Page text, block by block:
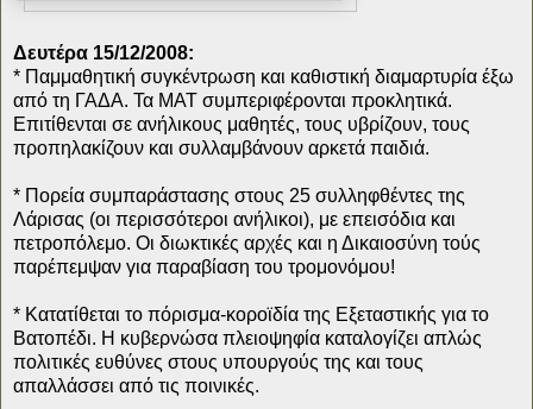
Δευτέρα 15/12/2008:
* Παμμαθητική συγκέντρωση και καθιστική διαμαρτυρία έξω
από τη ΓΑΔΑ. Τα ΜΑΤ συμπεριφέρονται προκλητικά.
Επιτίθενται σε ανήλικους μαθητές, τους υβρίζουν, τους
προπηλακίζουν και συλλαμβάνουν αρκετά παιδιά.
* Πορεία συμπαράστασης στους 25 συλληφθέντες της
Λάρισας (οι περισσότεροι ανήλικοι), με επεισόδια και
πετροπόλεμο. Οι διωκτικές αρχές και η Δικαιοσύνη τούς
παρέπεμψαν για παραβίαση του τρομονόμου!
* Κατατίθεται το πόρισμα-κοροϊδία της Εξεταστικής για το
Βατοπέδι. Η κυβερνώσα πλειοψηφία καταλογίζει απλώς
πολιτικές ευθύνες στους υπουργούς της και τους
απαλλάσσει από τις ποινικές.